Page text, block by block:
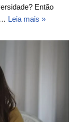
Então
Leia mais »